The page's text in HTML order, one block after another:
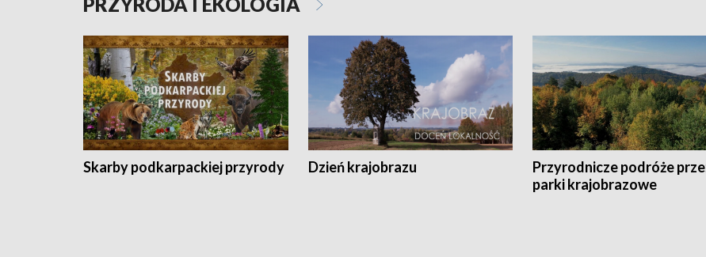
Skarby podkarpackiej przyrody Dzień krajobrazu
Przyrodnicze podróże
parki krajobrazowe